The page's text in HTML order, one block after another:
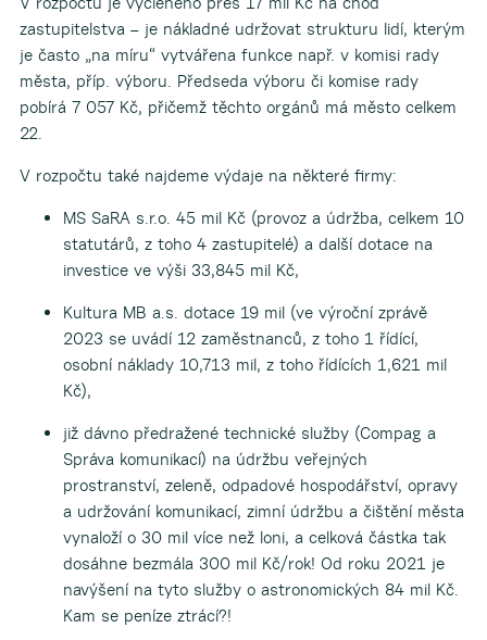
zastupitelstva – je nákladné udržovat strukturu lidí, kterým
je často „na míru“ vytvářena funkce např. v komisi rady
města, příp. výboru. Předseda výboru či komise rady
pobírá 7 057 Kč, přičemž těchto orgánů má město celkem
22.
V rozpočtu také najdeme výdaje na některé firmy:
MS SaRA s.r.o. 45 mil Kč (provoz a údržba, celkem 10
statutárů, z toho 4 zastupitelé) a další dotace na
investice ve výši 33,845 mil Kč,
Kultura MB a.s. dotace 19 mil (ve výroční zprávě
2023 se uvádí 12 zaměstnanců, z toho 1 řídící,
osobní náklady 10,713 mil, z toho řídících 1,621 mil
Kč),
již dávno předražené technické služby (Compag a
Správa komunikací) na údržbu veřejných
prostranství, zeleně, odpadové hospodářství, opravy
a udržování komunikací, zimní údržbu a čištění města
vynaloží o 30 mil více než loni, a celková částka tak
dosáhne bezmála 300 mil Kč/rok! Od roku 2021 je
navýšení na tyto služby o astronomických 84 mil Kč.
Kam se peníze ztrácí?!